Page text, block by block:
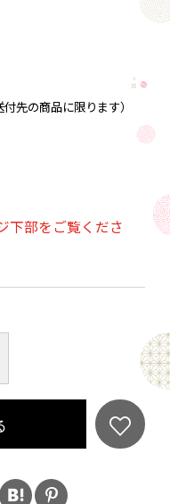
先の商品に限ります）
下部をご覧くださ